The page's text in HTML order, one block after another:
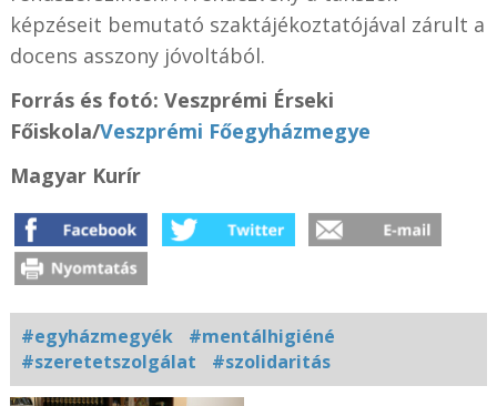
képzéseit bemutató szaktájékoztatójával zárult a
docens asszony jóvoltából.
Forrás és fotó: Veszprémi Érseki
Főiskola/Veszprémi Főegyházmegye
Magyar Kurír
#egyházmegyék
#mentálhigiéné
#szeretetszolgálat
#szolidaritás